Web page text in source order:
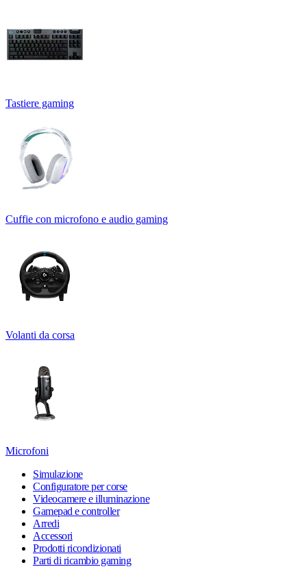
Tastiere gaming
Cuffie con microfono e audio gaming
Volanti da corsa
Microfoni
Simulazione
Configuratore per corse
Videocamere e illuminazione
Gamepad e controller
Arredi
Accessori
Prodotti ricondizionati
Parti di ricambio gaming